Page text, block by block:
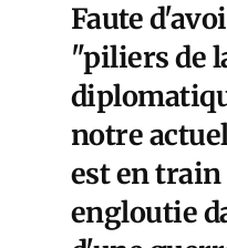
Faute
"piliers de
notre
est en train
engloutie